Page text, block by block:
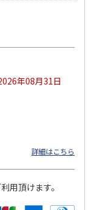
【冷凍】北海道直送
北海道帯広の繁盛
店 豚丼6食セット
3,980円
(送料別・税込)
年08月31日
詳細はこちら
用頂けます。